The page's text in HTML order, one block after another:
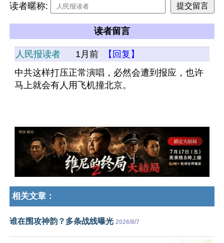
读者暱称:
读者留言
人民报读者 1月前
【回复】
中共这样打压正常演唱，必然会遭到报应，也许
马上就会有人用飞机撞北京。
相关文章：
谁在围攻神韵？多条战线曝光 2026/8/7